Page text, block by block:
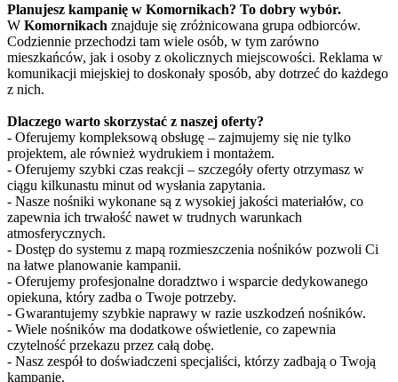
Planujesz kampanię w Komornikach? To dobry wybór.
W Komornikach znajduje się zróżnicowana grupa odbiorców.
Codziennie przechodzi tam wiele osób, w tym zarówno
mieszkańców, jak i osoby z okolicznych miejscowości. Reklama w
komunikacji miejskiej to doskonały sposób, aby dotrzeć do każdego
z nich.
Dlaczego warto skorzystać z naszej oferty?
- Oferujemy kompleksową obsługę – zajmujemy się nie tylko
projektem, ale również wydrukiem i montażem.
- Oferujemy szybki czas reakcji – szczegóły oferty otrzymasz w
ciągu kilkunastu minut od wysłania zapytania.
- Nasze nośniki wykonane są z wysokiej jakości materiałów, co
zapewnia ich trwałość nawet w trudnych warunkach
atmosferycznych.
- Dostęp do systemu z mapą rozmieszczenia nośników pozwoli Ci
na łatwe planowanie kampanii.
- Oferujemy profesjonalne doradztwo i wsparcie dedykowanego
opiekuna, który zadba o Twoje potrzeby.
- Gwarantujemy szybkie naprawy w razie uszkodzeń nośników.
- Wiele nośników ma dodatkowe oświetlenie, co zapewnia
czytelność przekazu przez całą dobę.
- Nasz zespół to doświadczeni specjaliści, którzy zadbają o Twoją
kampanię.